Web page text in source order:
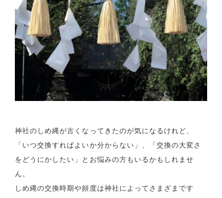
神社のしめ縄が古くなってきたのが気になるけれど、
「いつ交換すればよいか分からない」、「交換の大変さ
をどうにかしたい」とお悩みの方もいるかもしれませ
ん。
しめ縄の交換時期や頻度は神社によってさまざまです